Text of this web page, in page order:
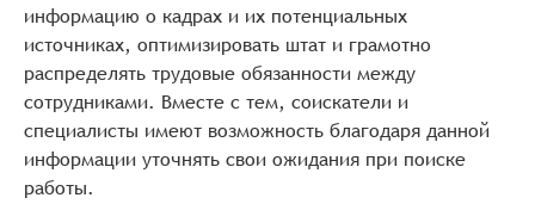
информацию о кадрах и их потенциальных
источниках, оптимизировать штат и грамотно
распределять трудовые обязанности между
сотрудниками. Вместе с тем, соискатели и
специалисты имеют возможность благодаря данной
информации уточнять свои ожидания при поиске
работы.